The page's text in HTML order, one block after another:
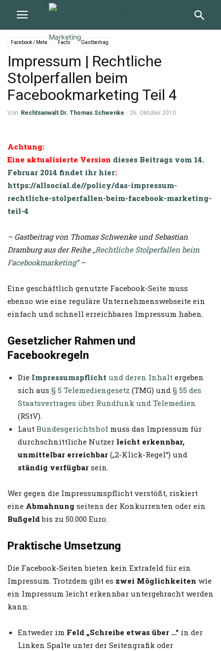
Facebook / Meta Facts Gastbeitrag
Impressum | Rechtliche
Stolperfallen beim
Facebookmarketing Teil 4
Von Rechtsanwalt Dr. Thomas Schwenke - 26. Oktober 2010
Achtung:
Eine aktualisierte Version dieses Beitrags vom 14.
Februar 2014 findet ihr hier:
https://allsocial.de//policy/das-impressum-
rechtliche-stolperfallen-beim-facebook-marketing-
teil-4
– Gastbeitrag von Thomas Schwenke und Sebastian
Dramburg aus der Reihe „Rechtliche Stolperfallen beim
Facebookmarketing“–
Eine geschäftlich genutzte Facebook-Seite muss
ebenso wie eine reguläre Unternehmenswebseite ein
einfach und schnell erreichbares Impressum haben.
Gesetzlicher Rahmen und
Facebookregeln
Die Impressumspflicht und deren Inhalt ergeben
sich aus § 5 Telemediengesetz (TMG) und § 55 des
Staatsvertrages über Rundfunk und Telemedien
(RStV).
Laut Bundesgerichtshof muss das Impressum für
durchschnittliche Nutzer leicht erkennbar,
unmittelbar erreichbar („2-Klick-Regel“) und
ständig verfügbar sein.
Wer gegen die Impressumspflicht verstößt, riskiert
eine Abmahnung seitens der Konkurrenten oder ein
Bußgeldbis zu 50.000 Euro.
Praktische Umsetzung
Die Facebook-Seiten bieten kein Extrafeld für ein
Impressum. Trotzdem gibt es zwei Möglichkeiten wie
ein Impressum leicht erkennbar untergebracht werden
kann:
Entweder im Feld „Schreibe etwas über …“ in der
Linken Spalte unter der Seitengrafik oder